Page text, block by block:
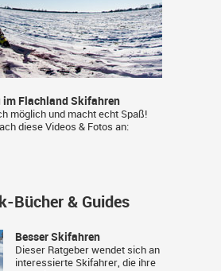
im Flachland Skifahren
möglich und macht echt Spaß!
diese Videos & Fotos an:
Bücher & Guides
Besser Skifahren
Dieser Ratgeber wendet sich an
interessierte Skifahrer, die ihre